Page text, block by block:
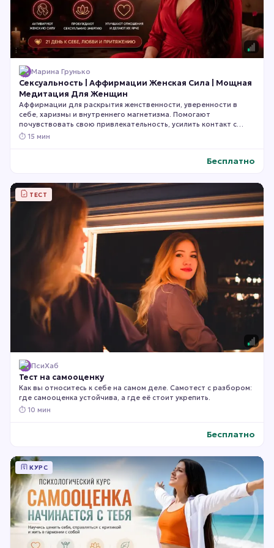
Марина Грунько
Сексуальность | Аффирмации Женская Сила | Мощная
Медитация Для Женщин
Аффирмации для раскрытия женственности, уверенности в
себе, харизмы и внутреннего магнетизма. Помогают
почувствовать свою привлекательность, усилить контакт с
собственной чувственностью, стать более раскрепощённой,
⏱ 15 мин
Бесплатно
ТЕСТ
ПсиХаб
Тест на самооценку
Как вы относитесь к себе на самом деле. Самотест с разбором:
где самооценка устойчива, а где её стоит укрепить.
⏱ 10 мин
Бесплатно
КУРС